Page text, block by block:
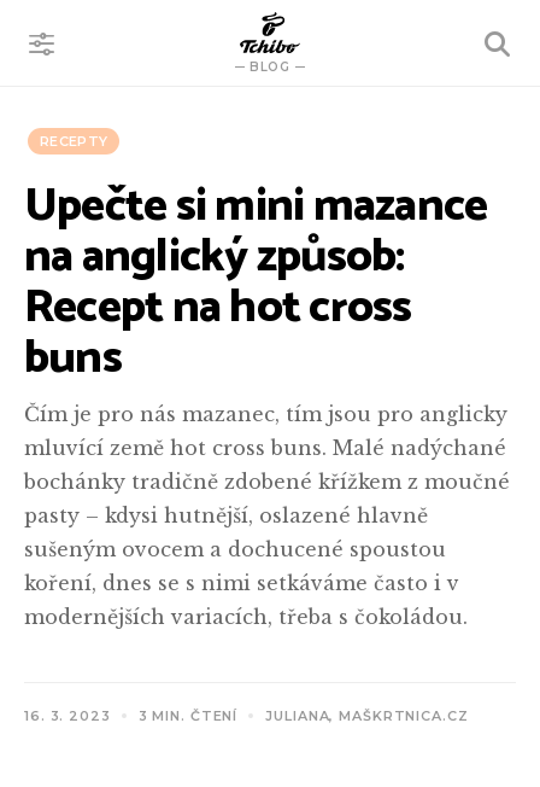
BLOG
VYHLEDÁVÁNÍ
RECEPTY
Upečte si mini mazance
na anglický způsob:
Recept na hot cross
buns
Čím je pro nás mazanec, tím jsou pro anglicky
mluvící země hot cross buns. Malé nadýchané
bochánky tradičně zdobené křížkem z moučné
pasty – kdysi hutnější, oslazené hlavně
sušeným ovocem a dochucené spoustou
koření, dnes se s nimi setkáváme často i v
modernějších variacích, třeba s čokoládou.
16. 3. 2023 3 MIN. ČTENÍ JULIANA, MAŠKRTNICA.CZ